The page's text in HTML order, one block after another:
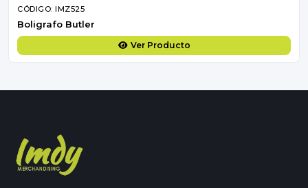
CÓDIGO: IMZ525
Boligrafo Butler
Ver Producto